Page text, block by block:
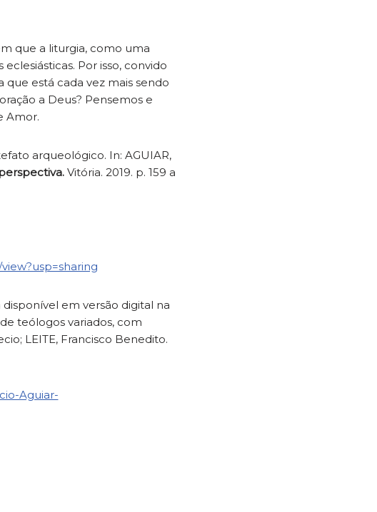
que a liturgia, como uma
Por isso, convido
está cada vez mais sendo
a Deus? Pensemos e
Amor.
arqueológico. In: AGUIAR,
Vitória. 2019. p. 159 a
em versão digital na
teólogos variados, com
LEITE, Francisco Benedito.
Aguiar-